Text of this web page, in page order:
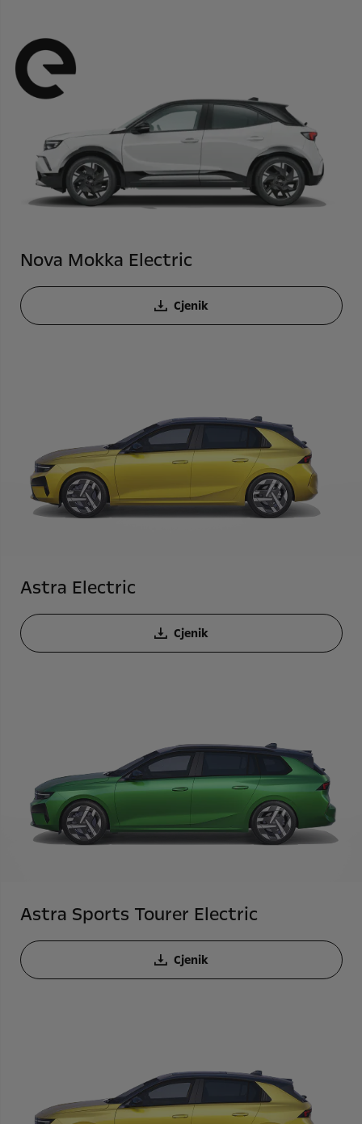
Nova Mokka Electric
Cjenik
Astra Electric
Cjenik
Astra Sports Tourer Electric
Cjenik